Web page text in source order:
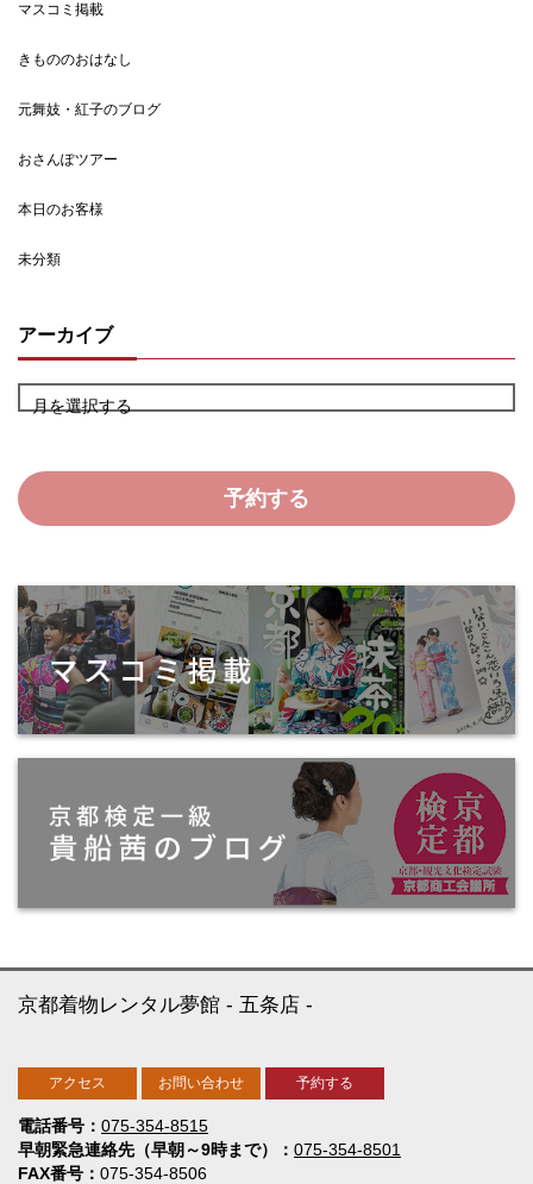
マスコミ掲載
きもののおはなし
元舞妓・紅子のブログ
おさんぽツアー
本日のお客様
未分類
アーカイブ
月を選択する
予約する
電話番号
075-354-8515
早朝緊急連絡先（早朝～9時まで）
075-354-8501
FAX番号
075-354-8506
京都着物レンタル夢館 五条店
アクセス お問い合わせ 予約する